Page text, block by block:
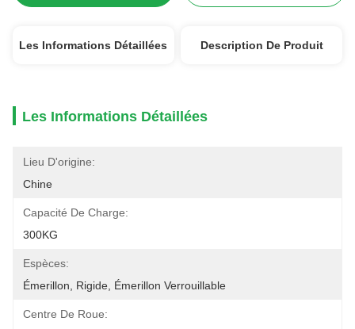
Les Informations Détaillées Description De Produit
Les Informations Détaillées
Lieu D'origine:
Chine
Capacité De Charge:
300KG
Espèces:
Émerillon, Rigide, Émerillon Verrouillable
Centre De Roue: